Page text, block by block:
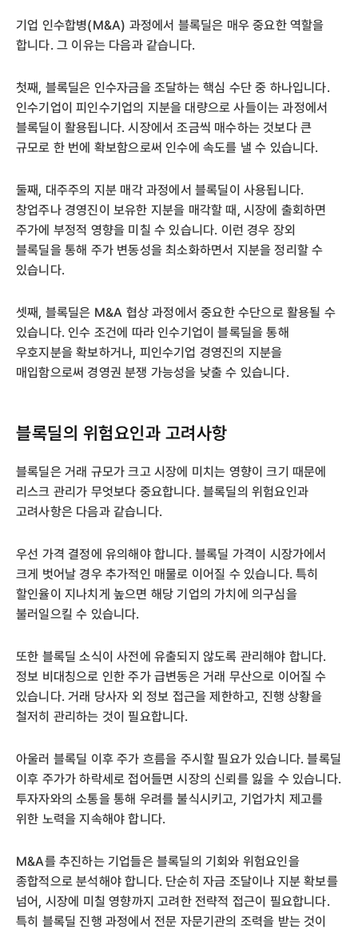
기업 인수합병(M&A) 과정에서 블록딜은 매우 중요한 역할을
합니다. 그 이유는 다음과 같습니다.
첫째, 블록딜은 인수자금을 조달하는 핵심 수단 중 하나입니다.
인수기업이 피인수기업의 지분을 대량으로 사들이는 과정에서
블록딜이 활용됩니다. 시장에서 조금씩 매수하는 것보다 큰
규모로 한 번에 확보함으로써 인수에 속도를 낼 수 있습니다.
둘째, 대주주의 지분 매각 과정에서 블록딜이 사용됩니다.
창업주나 경영진이 보유한 지분을 매각할 때, 시장에 출회하면
주가에 부정적 영향을 미칠 수 있습니다. 이런 경우 장외
블록딜을 통해 주가 변동성을 최소화하면서 지분을 정리할 수
있습니다.
셋째, 블록딜은 M&A 협상 과정에서 중요한 수단으로 활용될 수
있습니다. 인수 조건에 따라 인수기업이 블록딜을 통해
우호지분을 확보하거나, 피인수기업 경영진의 지분을
매입함으로써 경영권 분쟁 가능성을 낮출 수 있습니다.
블록딜의 위험요인과 고려사항
블록딜은 거래 규모가 크고 시장에 미치는 영향이 크기 때문에
리스크 관리가 무엇보다 중요합니다. 블록딜의 위험요인과
고려사항은 다음과 같습니다.
우선 가격 결정에 유의해야 합니다. 블록딜 가격이 시장가에서
크게 벗어날 경우 추가적인 매물로 이어질 수 있습니다. 특히
할인율이 지나치게 높으면 해당 기업의 가치에 의구심을
불러일으킬 수 있습니다.
또한 블록딜 소식이 사전에 유출되지 않도록 관리해야 합니다.
정보 비대칭으로 인한 주가 급변동은 거래 무산으로 이어질 수
있습니다. 거래 당사자 외 정보 접근을 제한하고, 진행 상황을
철저히 관리하는 것이 필요합니다.
아울러 블록딜 이후 주가 흐름을 주시할 필요가 있습니다. 블록딜
이후 주가가 하락세로 접어들면 시장의 신뢰를 잃을 수 있습니다.
투자자와의 소통을 통해 우려를 불식시키고, 기업가치 제고를
위한 노력을 지속해야 합니다.
M&A를 추진하는 기업들은 블록딜의 기회와 위험요인을
종합적으로 분석해야 합니다. 단순히 자금 조달이나 지분 확보를
넘어, 시장에 미칠 영향까지 고려한 전략적 접근이 필요합니다.
특히 블록딜 진행 과정에서 전문 자문기관의 조력을 받는 것이